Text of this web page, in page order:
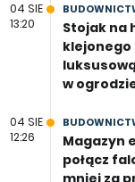
04 SIE
13:20
Stojak na
klejonego
w
04 SIE
12:26
Magazyn
połącz
mniej za